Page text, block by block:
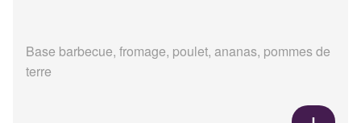
Base barbecue, fromage, poulet, ananas, pommes de
terre